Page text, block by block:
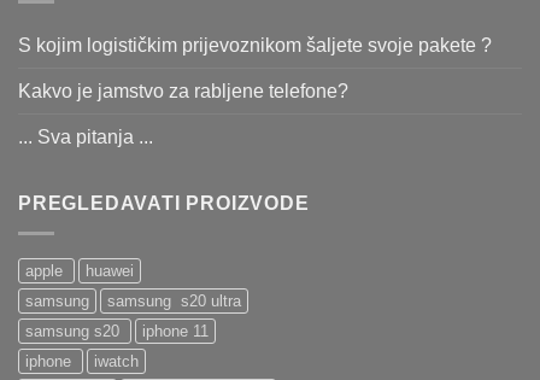
S kojim logističkim prijevoznikom šaljete svoje pakete ?
Kakvo je jamstvo za rabljene telefone?
... Sva pitanja ...
PREGLEDAVATI PROIZVODE
apple
huawei
samsung
samsung s20 ultra
samsung s20
iphone 11
iphone
iwatch